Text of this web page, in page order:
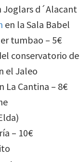
Joglars d´Alacant
en la Sala Babel
tumbao – 5€
conservatorio
el Jaleo
La Cantina – 8€
– 10€